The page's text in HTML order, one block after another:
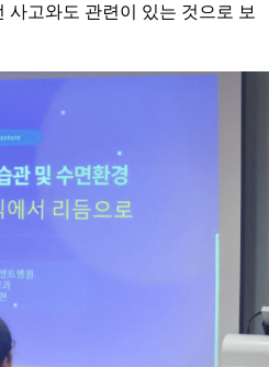
고와도 관련이 있는 것으로 보